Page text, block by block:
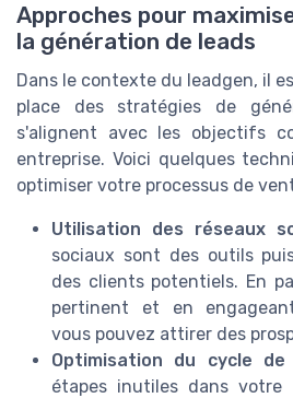
Approches pour
la génération de leads
Dans le contexte du leadgen, il
place des stratégies de
s'alignent avec les objectifs
entreprise. Voici quelques
optimiser votre processus de
Utilisation des réseaux
sociaux sont des outils
des clients potentiels. En
pertinent et en
vous pouvez attirer des
Optimisation du cycle
étapes inutiles dans